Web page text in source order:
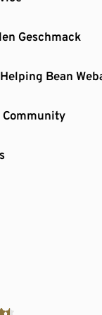
Geschmack
Bean
Community